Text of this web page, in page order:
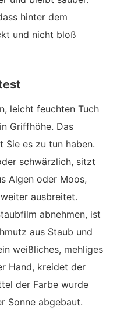
hinter dem
und nicht bloß
leicht feuchten Tuch
Griffhöhe. Das
Sie es zu tun haben.
schwärzlich, sitzt
Algen oder Moos,
ausbreitet.
abnehmen, ist
aus Staub und
weißliches, mehliges
Hand, kreidet der
der Farbe wurde
Sonne abgebaut.